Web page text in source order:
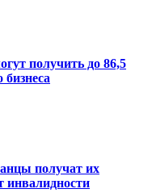
получить до 86,5
бизнеса
получат их
инвалидности